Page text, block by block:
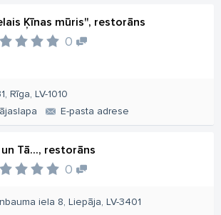
Ķīnas mūris", restorāns
0
Rīga, LV-1010
E-pasta adrese
Tā..., restorāns
0
iela 8, Liepāja, LV-3401